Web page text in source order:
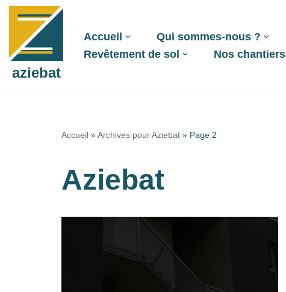
au
contenu
aziebat
Accueil Qui sommes-nous ?
Revêtement de sol
Nos chantiers
Accueil »Archives pour Aziebat » Page 2
Aziebat